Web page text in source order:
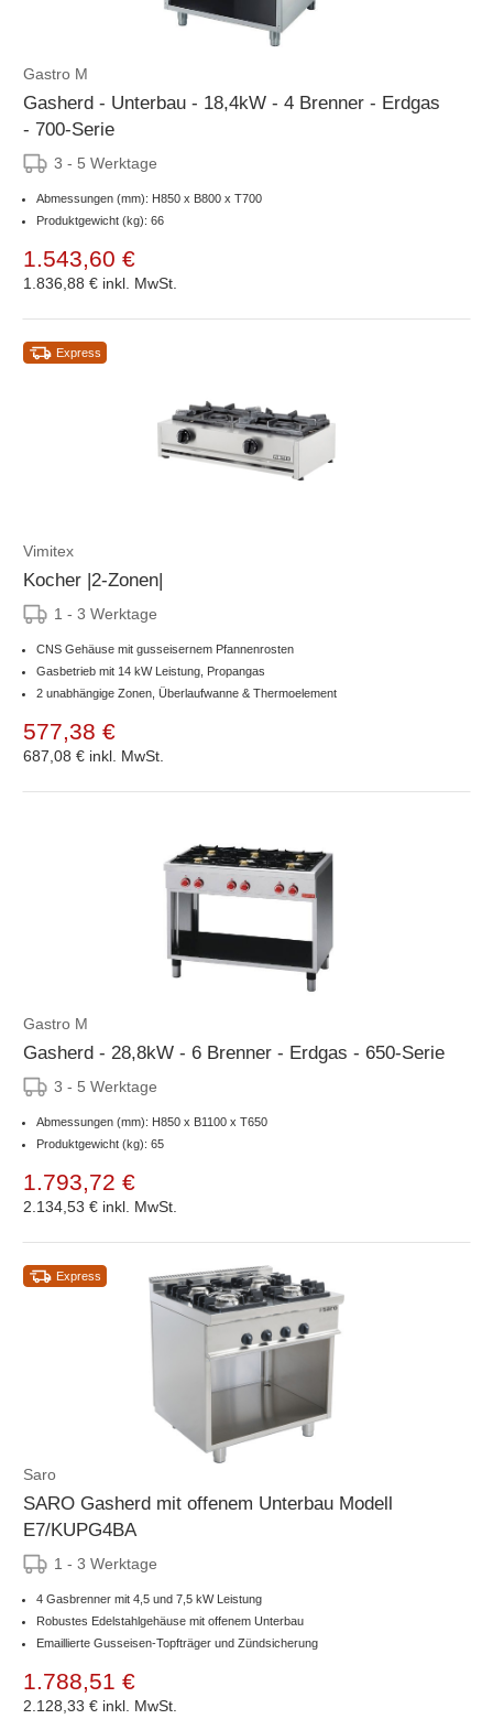
Gastro M
Gasherd - Unterbau - 18,4kW - 4 Brenner - Erdgas
- 700-Serie
3 - 5 Werktage
Abmessungen (mm): H850 x B800 x T700
Produktgewicht (kg): 66
1.543,60 €
1.836,88 € inkl. MwSt.
Express
Vimitex
Kocher |2-Zonen|
1 - 3 Werktage
CNS Gehäuse mit gusseisernem Pfannenrosten
Gasbetrieb mit 14 kW Leistung, Propangas
2 unabhängige Zonen, Überlaufwanne & Thermoelement
577,38 €
687,08 € inkl. MwSt.
Gastro M
Gasherd - 28,8kW - 6 Brenner - Erdgas - 650-Serie
3 - 5 Werktage
Abmessungen (mm): H850 x B1100 x T650
Produktgewicht (kg): 65
1.793,72 €
2.134,53 € inkl. MwSt.
Express
Saro
SARO Gasherd mit offenem Unterbau Modell
E7/KUPG4BA
1 - 3 Werktage
4 Gasbrenner mit 4,5 und 7,5 kW Leistung
Robustes Edelstahlgehäuse mit offenem Unterbau
Emaillierte Gusseisen-Topfträger und Zündsicherung
1.788,51 €
2.128,33 € inkl. MwSt.